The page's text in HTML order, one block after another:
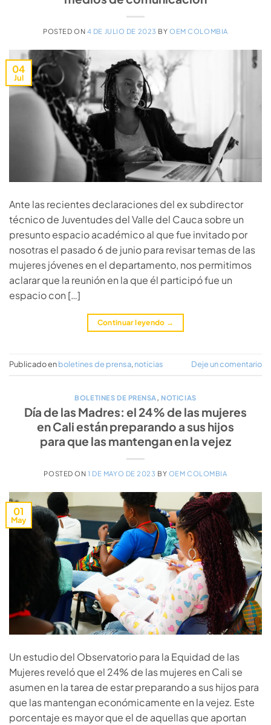
POSTED ON 4 DE JULIO DE 2023 BYOEM COLOMBIA
04
Jul
Ante las recientes declaraciones del ex subdirector
técnico de Juventudes del Valle del Cauca sobre un
presunto espacio académico al que fue invitado por
nosotras el pasado 6 de junio para revisar temas de las
mujeres jóvenes en el departamento, nos permitimos
aclarar que la reunión en la que él participó fue un
espacio con […]
Continuar leyendo →
Publicado enboletines de prensa,noticias Deje un comentario
BOLETINES DE PRENSA,NOTICIAS
Día de las Madres: el 24% de las mujeres
en Cali están preparando a sus hijos
para que las mantengan en la vejez
POSTED ON1 DE MAYO DE 2023 BY OEM COLOMBIA
01
May
Un estudio del Observatorio para la Equidad de las
Mujeres reveló que el 24% de las mujeres en Cali se
asumen en la tarea de estar preparando a sus hijos para
que las mantengan económicamente en la vejez. Este
porcentaje es mayor que el de aquellas que aportan